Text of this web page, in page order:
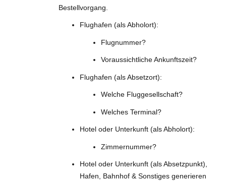
Bestellvorgang.
Flughafen (als Abholort):
Flugnummer?
Voraussichtliche Ankunftszeit?
Flughafen (als Absetzort):
Welche Fluggesellschaft?
Welches Terminal?
Hotel oder Unterkunft (als Abholort):
Zimmernummer?
Hotel oder Unterkunft (als Absetzpunkt),
Hafen, Bahnhof & Sonstiges generieren